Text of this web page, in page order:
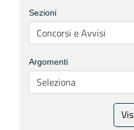
Sezioni
Argomenti